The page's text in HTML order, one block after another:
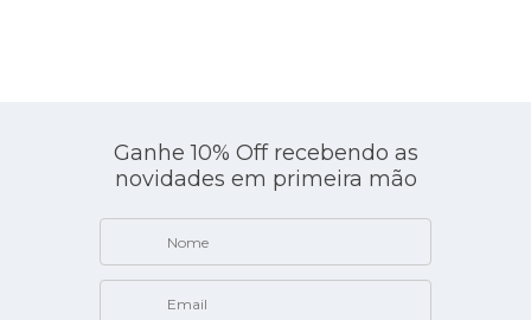
Ganhe 10% Off recebendo as
novidades em primeira mão